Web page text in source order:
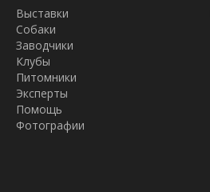
Выставки
Собаки
Заводчики
Клубы
Питомники
Эксперты
Помощь
Фотографии